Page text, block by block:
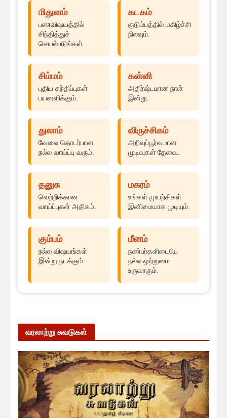
மிதுனம்
பணவிஷயத்தில்
சிந்தித்துச்
செயல்படுங்கள்.
கடகம்
குடும்பத்தில் மகிழ்ச்சி
நிலவும்.
சிம்மம்
புதிய சந்திப்புகள்
பயனளிக்கும்.
கன்னி
அதிர்ஷ்டமான நாள்
இன்று.
துலாம்
வேலை தொடர்பான
நல்ல வாய்ப்பு வரும்.
விருச்சிகம்
அறிவுப்பூர்வமான
முடிவுகள் தேவை.
தனுசு
வெற்றிக்கான
வாய்ப்புகள் அதிகம்.
மகரம்
உங்கள் முயற்சிகள்
இனிமையாக முடியும்.
கும்பம்
நல்ல விஷயங்கள்
இன்று நடக்கும்.
மீனம்
நண்பர்களிடையே
நல்ல ஒற்றுமை
உருவாகும்.
வரலாற்று சுவடுகள்